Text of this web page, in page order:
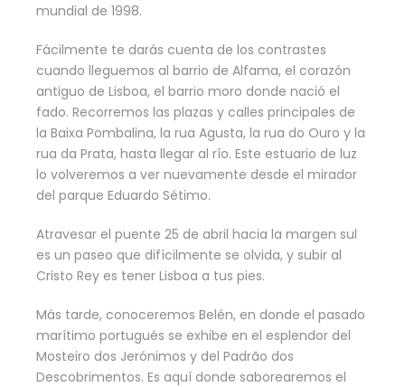
mundial de 1998.
Fácilmente te darás cuenta de los contrastes
cuando lleguemos al barrio de Alfama, el corazón
antiguo de Lisboa, el barrio moro donde nació el
fado. Recorremos las plazas y calles principales de
la Baixa Pombalina, la rua Agusta, la rua do Ouro y la
rua da Prata, hasta llegar al río. Este estuario de luz
lo volveremos a ver nuevamente desde el mirador
del parque Eduardo Sétimo.
Atravesar el puente 25 de abril hacia la margen sul
es un paseo que difícilmente se olvida, y subir al
Cristo Rey es tener Lisboa a tus pies.
Más tarde, conoceremos Belén, en donde el pasado
marítimo portugués se exhibe en el esplendor del
Mosteiro dos Jerónimos y del Padrão dos
Descobrimentos. Es aquí donde saborearemos el